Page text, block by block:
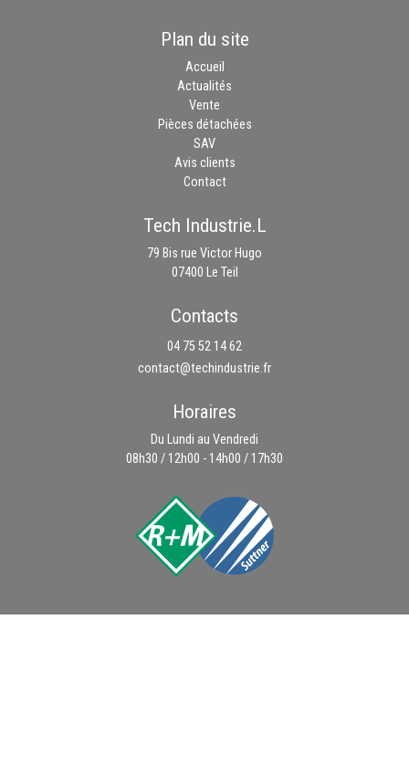
Plan du site
Accueil
Actualités
Vente
Pièces détachées
SAV
Avis clients
Contact
Tech Industrie.L
79 Bis rue Victor Hugo
07400 Le Teil
Contacts
04 75 52 14 62
contact@techindustrie.fr
Horaires
Du Lundi au Vendredi
08h30 / 12h00 - 14h00 / 17h30